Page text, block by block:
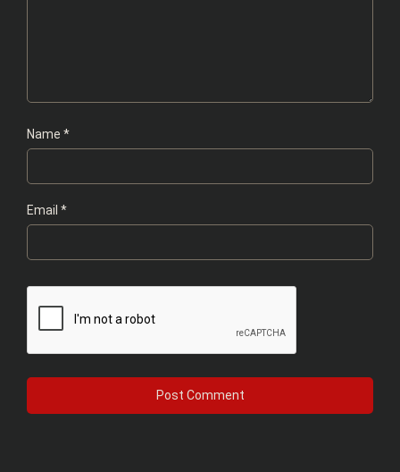
Name *
Email *